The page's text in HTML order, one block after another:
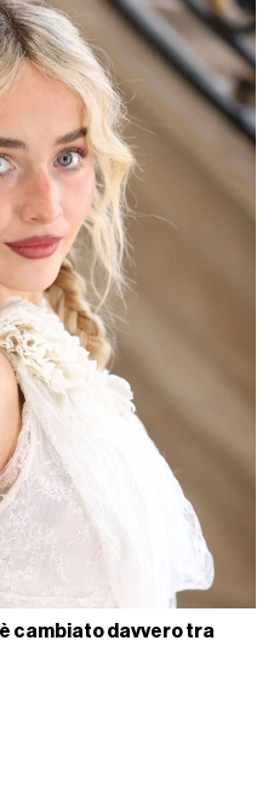
cambiato davvero tra